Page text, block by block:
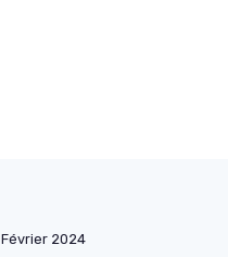
Février 2024